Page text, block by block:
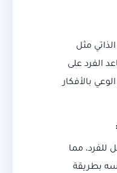
مثل
الفرد على
بالأفكار
:
للفرد، مما
بطريقة